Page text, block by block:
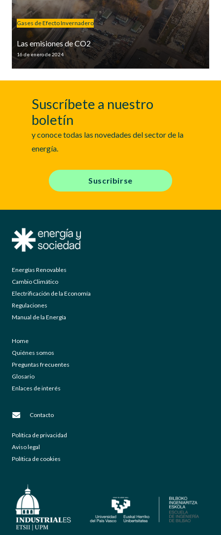
Gases de Efecto Invernadero
Las emisiones de CO2
16 de enero de 2024
Suscríbete a nuestro
boletín
y conoce todas las novedades del sector de la
energía.
Suscribirse
Energías Renovables
Cambio Climático
Electrificación de la Economía
Regulaciones
Manual de la Energía
Home
Quiénes somos
Preguntas frecuentes
Glosario
Enlaces de interés
Contacto
Política de privacidad
Aviso legal
Política de cookies